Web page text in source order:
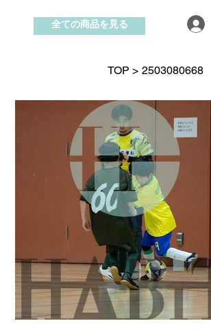
全ての商品を見る
TOP > 2503080668